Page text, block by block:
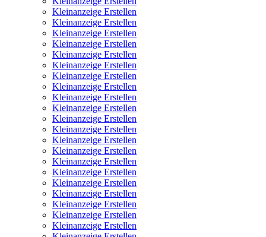
Kleinanzeige Erstellen
Kleinanzeige Erstellen
Kleinanzeige Erstellen
Kleinanzeige Erstellen
Kleinanzeige Erstellen
Kleinanzeige Erstellen
Kleinanzeige Erstellen
Kleinanzeige Erstellen
Kleinanzeige Erstellen
Kleinanzeige Erstellen
Kleinanzeige Erstellen
Kleinanzeige Erstellen
Kleinanzeige Erstellen
Kleinanzeige Erstellen
Kleinanzeige Erstellen
Kleinanzeige Erstellen
Kleinanzeige Erstellen
Kleinanzeige Erstellen
Kleinanzeige Erstellen
Kleinanzeige Erstellen
Kleinanzeige Erstellen